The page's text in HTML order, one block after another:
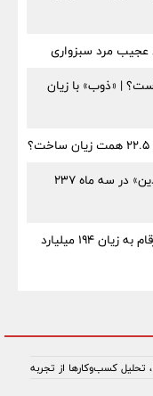
عجیب مرد سبزواری
است؟ | «ذوب» با زیان
سقوط ۶۷ درصدی درآمد سایپا آذین؛ «خاذین» در سه ماه ۲۳۷
چرا رشد ۳۵ درصدی درآمد شرکت ایران ارقام به زیان ۱۹۴ میلیارد
تحلیل کسب‌وکارها از تجربه